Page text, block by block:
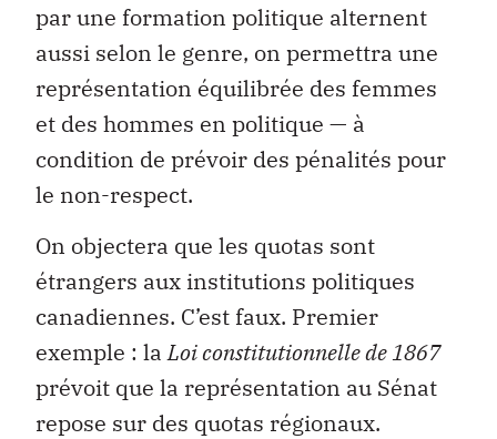
par une formation politique alternent
aussi selon le genre, on permettra une
représentation équilibrée des femmes
et des hommes en politique — à
condition de prévoir des pénalités pour
le non-respect.
On objectera que les quotas sont
étrangers aux institutions politiques
canadiennes. C’est faux. Premier
exemple : laLoi constitutionnelle de 1867
prévoit que la représentation au Sénat
repose sur des quotas régionaux.